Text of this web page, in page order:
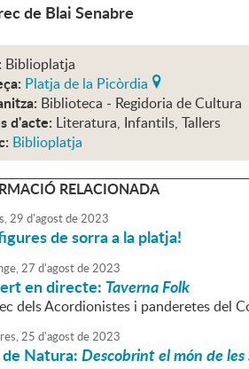
de Blai Senabre
Biblioplatja
Platja de la Picòrdia
Biblioteca - Regidoria de Cultura
d'acte: Literatura, Infantils, Tallers
Biblioplatja
RELACIONADA
29 d'agostde2023
de sorra a la platja!
27 d'agostde2023
en directe: Taverna Folk
dels Acordionistes i panderetes del
25 d'agostde2023
Natura:Descobrint el món de les